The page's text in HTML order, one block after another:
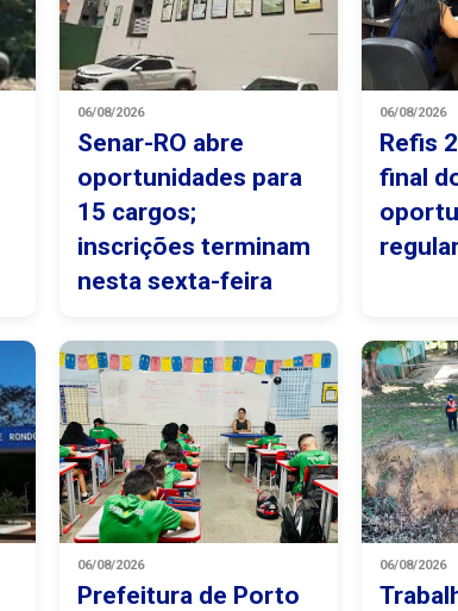
06/08/2026
Senar-RO abre
oportunidades para
15 cargos;
inscrições terminam
nesta sexta-feira
06/08/2026
Refis
final
06/08/2026
Prefeitura de Porto
06/08/2026